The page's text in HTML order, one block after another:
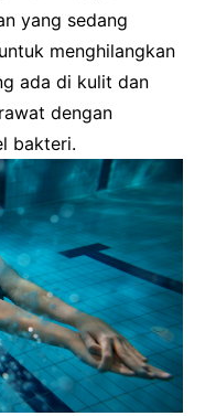
yang sedang
menghilangkan
ada di kulit dan
dengan
bakteri.